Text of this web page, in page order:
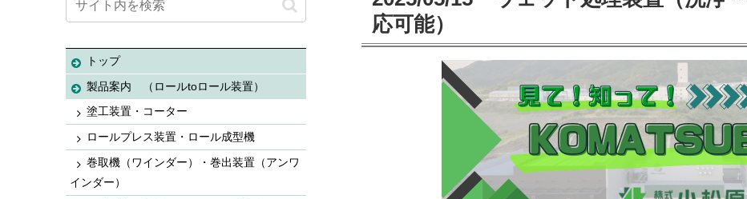
応可能）
トップ
製品案内 （ロールtoロール装置）
塗工装置・コーター
ロールプレス装置・ロール成型機
巻取機（ワインダー）・巻出装置（アンワ
インダー）